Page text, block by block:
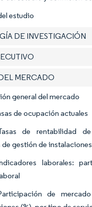
estudio
DE INVESTIGACIÓN
MERCADO
general del mercado
de ocupación actuales
de rentabilidad
gestión de instalaciones
laborales:
de